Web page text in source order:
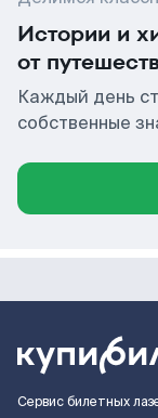
Истории и
от
Каждый день
собственные
Сервис билетных